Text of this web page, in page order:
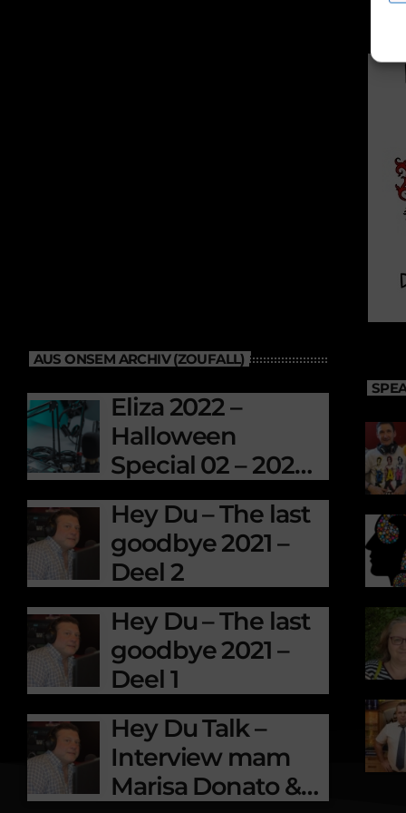
AUS ONSEM ARCHIV (ZOUFALL)
Eliza 2022 –
Halloween
Special 02 – 2022-
10-31
Hey Du – The last
goodbye 2021 –
Deel 2
Hey Du – The last
goodbye 2021 –
Deel 1
Hey Du Talk –
Interview mam
Marisa Donato &